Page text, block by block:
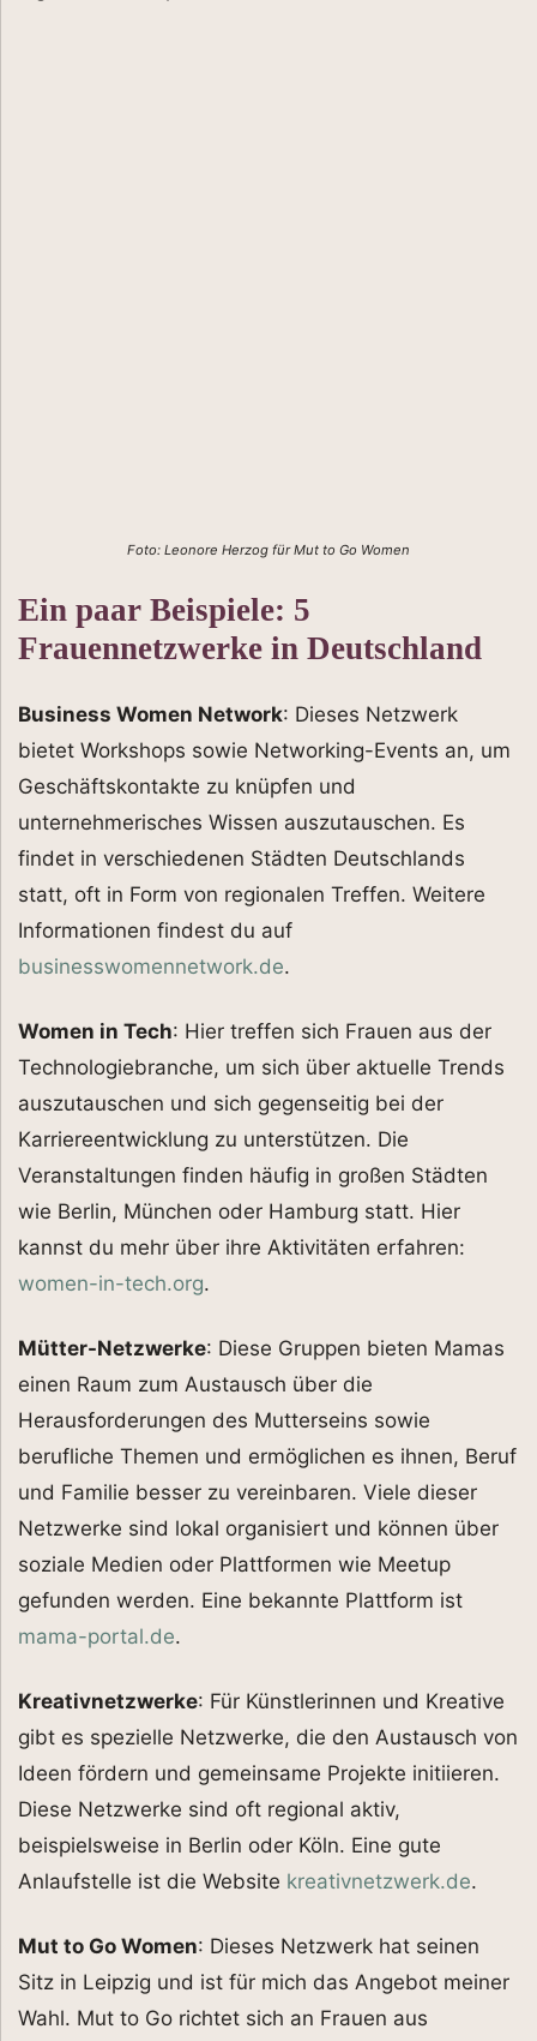
Foto: Leonore Herzog für Mut to Go Women
Ein paar Beispiele: 5
Frauennetzwerke in Deutschland
Business Women Network: Dieses Netzwerk
bietet Workshops sowie Networking-Events an, um
Geschäftskontakte zu knüpfen und
unternehmerisches Wissen auszutauschen. Es
findet in verschiedenen Städten Deutschlands
statt, oft in Form von regionalen Treffen. Weitere
Informationen findest du auf
businesswomennetwork.de.
Women in Tech: Hier treffen sich Frauen aus der
Technologiebranche, um sich über aktuelle Trends
auszutauschen und sich gegenseitig bei der
Karriereentwicklung zu unterstützen. Die
Veranstaltungen finden häufig in großen Städten
wie Berlin, München oder Hamburg statt. Hier
kannst du mehr über ihre Aktivitäten erfahren:
women-in-tech.org.
Mütter-Netzwerke: Diese Gruppen bieten Mamas
einen Raum zum Austausch über die
Herausforderungen des Mutterseins sowie
berufliche Themen und ermöglichen es ihnen, Beruf
und Familie besser zu vereinbaren. Viele dieser
Netzwerke sind lokal organisiert und können über
soziale Medien oder Plattformen wie Meetup
gefunden werden. Eine bekannte Plattform ist
mama-portal.de.
Kreativnetzwerke: Für Künstlerinnen und Kreative
gibt es spezielle Netzwerke, die den Austausch von
Ideen fördern und gemeinsame Projekte initiieren.
Diese Netzwerke sind oft regional aktiv,
beispielsweise in Berlin oder Köln. Eine gute
Anlaufstelle ist die Website kreativnetzwerk.de.
Mut to Go Women: Dieses Netzwerk hat seinen
Sitz in Leipzig und ist für mich das Angebot meiner
Wahl. Mut to Go richtet sich an Frauen aus